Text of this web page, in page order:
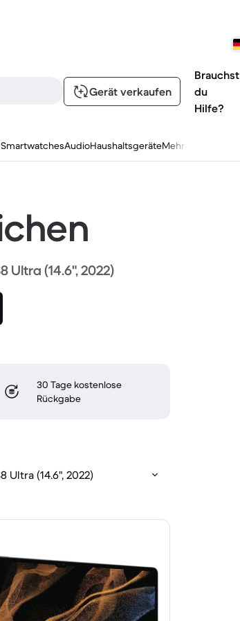
Gerät verkaufen
Brauchst
du
Hilfe?
SmartwatchesAudioHaushaltsgeräteMehr
Ultra (14.6", 2022)
30 Tage kostenlose
Rückgabe
Ultra (14.6", 2022)